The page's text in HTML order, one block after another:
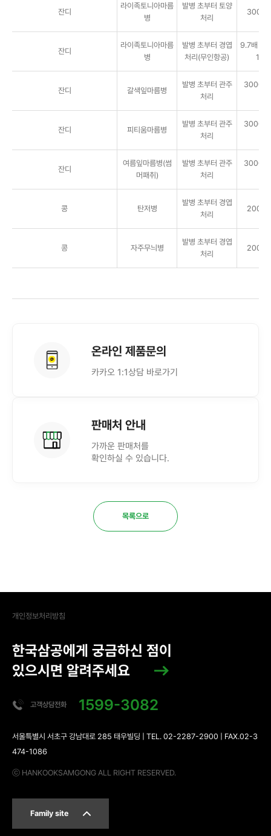
잔디
라이족토니아마름
병
발병 초부터 토양
처리
3000
잔디
라이족토니아마름
병
발병 초부터 경엽
처리(무인항공)
9.7배
10a
잔디 갈색잎마름병
발병 초부터 관주
처리
3000배
잔디 피티움마름병
발병 초부터 관주
처리
3000배
잔디
여름잎마름병(썸
머패취)
발병 초부터 관주
처리
3000배
콩 탄저병
발병 초부터 경엽
처리
2000
콩 자주무늬병
발병 초부터 경엽
처리
2000
온라인 제품문의
카카오 1:1상담 바로가기
판매처 안내
가까운 판매처를
확인하실 수 있습니다.
목록으로
개인정보처리방침
한국삼공에게 궁금하신 점이
있으시면 알려주세요
고객상담전화 1599-3082
서울특별시 서초구 강남대로 285 태우빌딩 | TEL. 02-2287-2900 | FAX.02-3
474-1086
ⓒ HANKOOKSAMGONG ALL RIGHT RESERVED.
Family site